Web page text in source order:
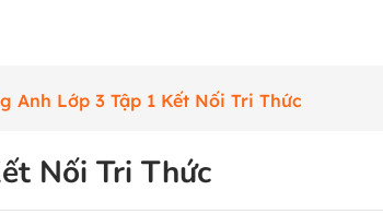
Anh Lớp 3 Tập 1 Kết Nối Tri Thức
Nối Tri Thức